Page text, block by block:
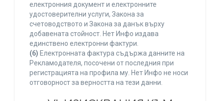
електронния документ и електронните
удостоверителни услуги, Закона за
счетоводството и Закона за данък върху
добавената стойност. Нет Инфо издава
единствено електронни фактури.
(6) Електронната фактура съдържа данните на
Рекламодателя, посочени от последния при
регистрацията на профила му. Нет Инфо не носи
отговорност за верността на тези данни.